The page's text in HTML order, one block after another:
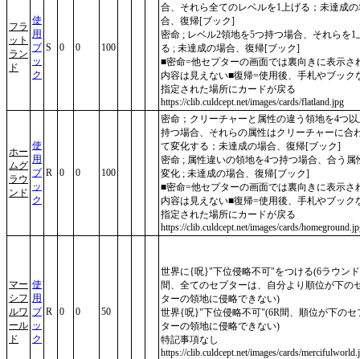
フラ
ット
ラン
ド
使
用
ブ
ッ
ク
S 0 0 100
合、それら全てのレベルを1上げる；未達成
合、復帰[ブック]
密命 ; レベル2領地を5つ持つ場合、それらを1
る ; 未達成の場合、復帰[ブック]
■密命=他セプターの画面では裏向きに表示さ
内容は見えない■復帰=使用後、手札やブック
指定された場所にカードが戻る
https://clib.culdcept.net/images/cards/flatland.jpg
ホー
ムグ
ラウ
ンド
使
用
ブ
ッ
ク
R 0 0 100
密命；クリーチャーと属性の違う領地を4つ
持つ場合、それらの属性はクリーチャーに合
て変化する；未達成の場合、復帰[ブック]
密命 ; 属性違いの領地を4つ持つ場合、合う属
変化 ; 未達成の場合、復帰[ブック]
■密命=他セプターの画面では裏向きに表示さ
内容は見えない■復帰=使用後、手札やブック
指定された場所にカードが戻る
https://clib.culdcept.net/images/cards/
マー
シフ
ルワ
ール
ド
使
用
ブ
ッ
ク
R 0 0 50
世界に{呪}"下位侵略不可"をつける(6ラウン
間、全てのセプターは、自分より順位が下の
ターの領地に侵略できない)
世界{呪}"下位侵略不可"(6R間、順位が下のセ
ターの領地に侵略できない)
特記事項なし
https://clib.culdcept.net/images/cards/